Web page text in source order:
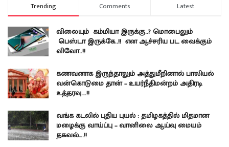
Trending Comments Latest
விலையும் கம்மியா இருக்கு..? மொபைலும்
பெஸ்டா இருக்கே..!! என ஆச்சரிய பட வைக்கும்
விவோ..!!
கணவனாக இருந்தாலும் அத்துமீறினால் பாலியல்
வன்கொடுமை தான் – உயர்நீதிமன்றம் அதிரடி
உத்தரவு….!!
வங்க கடலில் புதிய புயல் : தமிழகத்தில் மிதமான
மழைக்கு வாய்ப்பு – வானிலை ஆய்வு மையம்
தகவல்….!!